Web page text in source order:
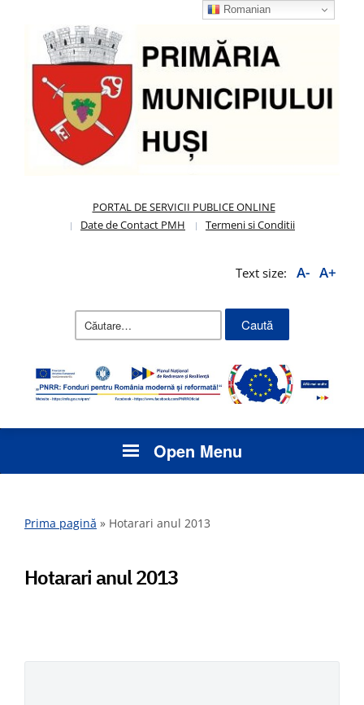
PORTAL DE SERVICII PUBLICE ONLINE
Date de Contact PMH
Termeni si Conditii
Text size: A- A+
Caută
Open Menu
Prima pagină » Hotarari anul 2013
Hotarari anul 2013
Romanian